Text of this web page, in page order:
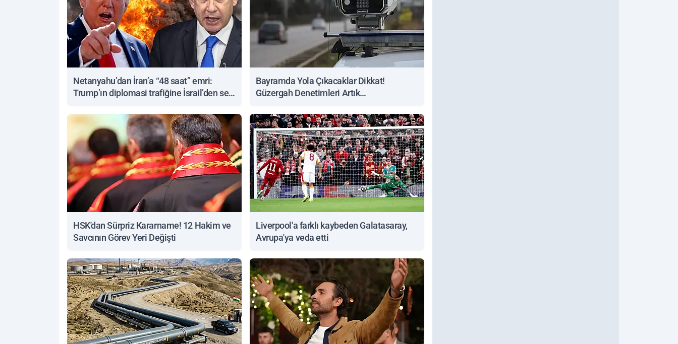
Netanyahu’dan İran’a “48 saat” emri:
Trump’ın diplomasi trafiğine İsrail’den sert
Bayramda Yola Çıkacaklar Dikkat!
Güzergah Denetimleri Artık
HSK'dan Sürpriz Kararname! 12 Hakim ve
Savcının Görev Yeri Değişti
Liverpool'a farklı kaybeden Galatasaray,
Avrupa'ya veda etti